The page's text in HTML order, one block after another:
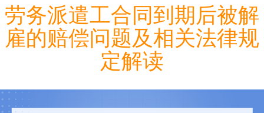
劳务派遣工合同到期后被解
雇的赔偿问题及相关法律规
定解读